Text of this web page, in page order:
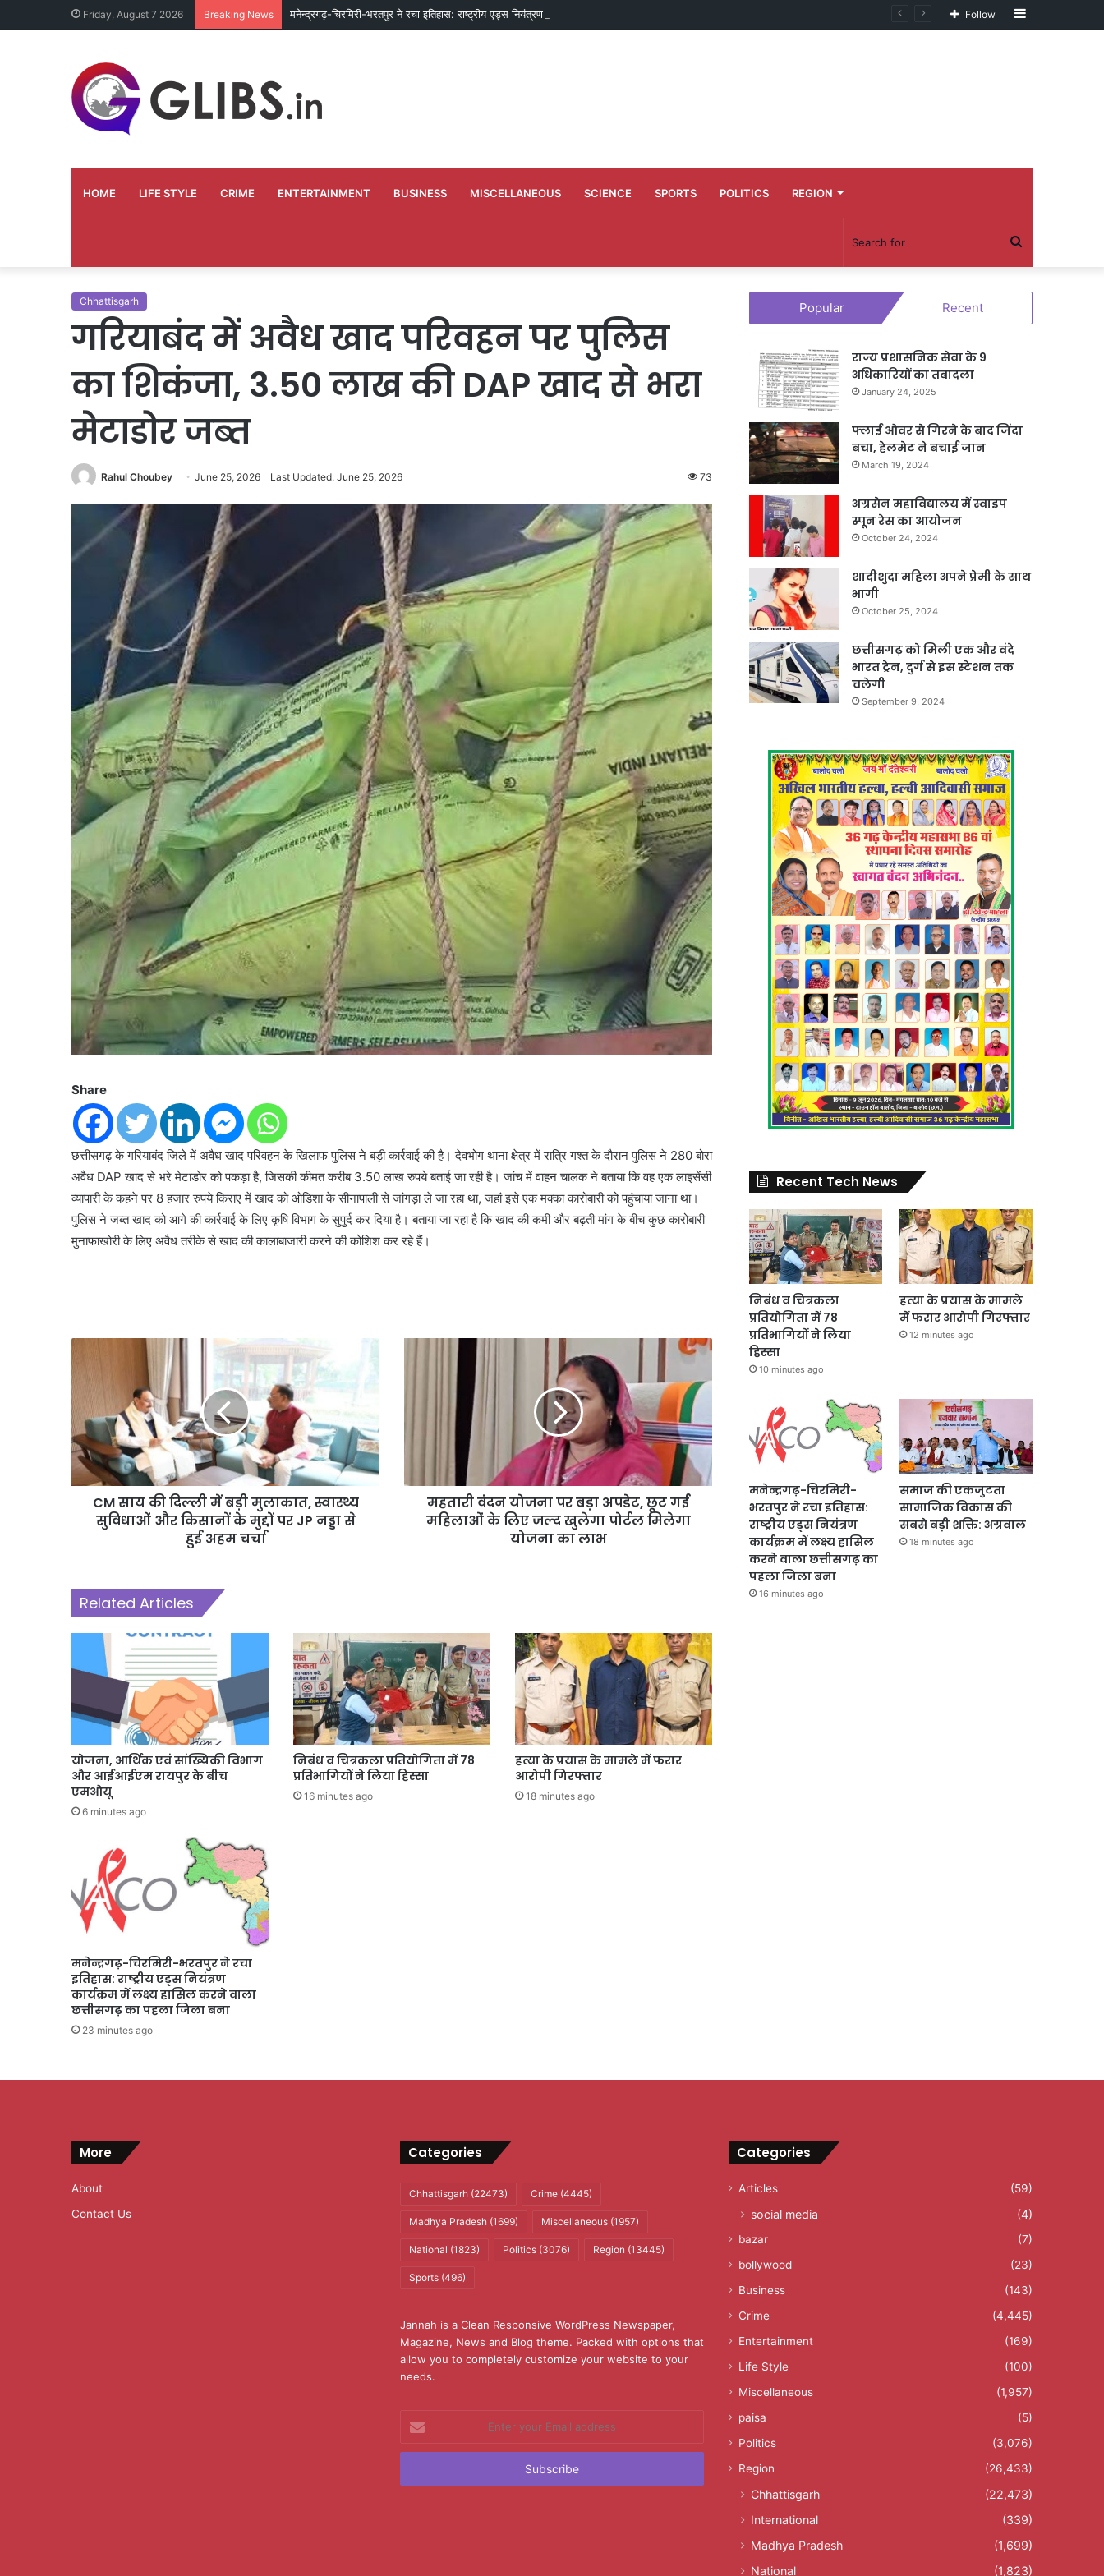
Friday, August 7 2026 Breaking News मनेन्द्रगढ़-चिरमिरी-भरतपुर ने रचा इतिहास: राष्ट्रीय एड्स नियंत्रण कार्यक्रम में लक्ष्य हासिल करने वाला छत्तीसगढ़ का पहला जिला बना Sidebar
Follow
HOME LIFE STYLE CRIME ENTERTAINMENT BUSINESS MISCELLANEOUS SCIENCE SPORTS POLITICS REGION
Search
for
Chhattisgarh
गरियाबंद में अवैध खाद परिवहन पर पुलिस
का शिकंजा, 3.50 लाख की DAP खाद से भरा
मेटाडोर जब्त
Rahul Choubey June 25, 2026 Last Updated: June 25, 2026 73
Share
छत्तीसगढ़ के गरियाबंद जिले में अवैध खाद परिवहन के खिलाफ पुलिस ने बड़ी कार्रवाई की है। देवभोग थाना क्षेत्र में रात्रि गश्त के दौरान पुलिस ने 280 बोरा
अवैध DAP खाद से भरे मेटाडोर को पकड़ा है, जिसकी कीमत करीब 3.50 लाख रुपये बताई जा रही है। जांच में वाहन चालक ने बताया कि वह एक लाइसेंसी
व्यापारी के कहने पर 8 हजार रुपये किराए में खाद को ओडिशा के सीनापाली से जांगड़ा ले जा रहा था, जहां इसे एक मक्का कारोबारी को पहुंचाया जाना था।
पुलिस ने जब्त खाद को आगे की कार्रवाई के लिए कृषि विभाग के सुपुर्द कर दिया है। बताया जा रहा है कि खाद की कमी और बढ़ती मांग के बीच कुछ कारोबारी
मुनाफाखोरी के लिए अवैध तरीके से खाद की कालाबाजारी करने की कोशिश कर रहे हैं।
CM साय की दिल्ली में बड़ी मुलाकात, स्वास्थ्य
सुविधाओं और किसानों के मुद्दों पर JP नड्डा से
हुई अहम चर्चा
महतारी वंदन योजना पर बड़ा अपडेट, छूट गई
महिलाओं के लिए जल्द खुलेगा पोर्टल मिलेगा
योजना का लाभ
Related Articles
योजना, आर्थिक एवं सांख्यिकी विभाग
और आईआईएम रायपुर के बीच
एमओयू
6 minutes ago
निबंध व चित्रकला प्रतियोगिता में 78
प्रतिभागियों ने लिया हिस्सा
16 minutes ago
हत्या के प्रयास के मामले में फरार
आरोपी गिरफ्तार
18 minutes ago
मनेन्द्रगढ़-चिरमिरी-भरतपुर ने रचा
इतिहास: राष्ट्रीय एड्स नियंत्रण
कार्यक्रम में लक्ष्य हासिल करने वाला
छत्तीसगढ़ का पहला जिला बना
23 minutes ago
Popular Recent
राज्य प्रशासनिक सेवा के 9
अधिकारियों का तबादला
January 24, 2025
फ्लाई ओवर से गिरने के बाद जिंदा
बचा, हेलमेट ने बचाई जान
March 19, 2024
अग्रसेन महाविद्यालय में स्वाइप
स्पून रेस का आयोजन
October 24, 2024
शादीशुदा महिला अपने प्रेमी के साथ
भागी
October 25, 2024
छत्तीसगढ़ को मिली एक और वंदे
भारत ट्रेन, दुर्ग से इस स्टेशन तक
चलेगी
September 9, 2024
Recent Tech News
निबंध व चित्रकला
प्रतियोगिता में 78
प्रतिभागियों ने लिया
हिस्सा
10 minutes ago
हत्या के प्रयास के मामले
में फरार आरोपी गिरफ्तार
12 minutes ago
मनेन्द्रगढ़-चिरमिरी-
भरतपुर ने रचा इतिहास:
राष्ट्रीय एड्स नियंत्रण
कार्यक्रम में लक्ष्य हासिल
करने वाला छत्तीसगढ़ का
पहला जिला बना
16 minutes ago
समाज की एकजुटता
सामाजिक विकास की
सबसे बड़ी शक्ति: अग्रवाल
18 minutes ago
More
About
Contact Us
Categories
Chhattisgarh(22473) Crime(4445)
Madhya Pradesh(1699) Miscellaneous(1957)
National (1823) Politics(3076) Region (13445)
Sports(496)
Jannah is a Clean Responsive WordPress Newspaper,
Magazine, News and Blog theme. Packed with options that
allow you to completely customize your website to your
needs.
your
Email
Categories
Articles (59)
social media (4)
bazar
(7)
bollywood
(23)
Business
(143)
Crime
(4,445)
Entertainment
(169)
Life Style
(100)
Miscellaneous
(1,957)
paisa
(5)
Politics
(3,076)
Region
(26,433)
Chhattisgarh
(22,473)
International
(339)
Madhya Pradesh
(1,699)
National
(1,823)